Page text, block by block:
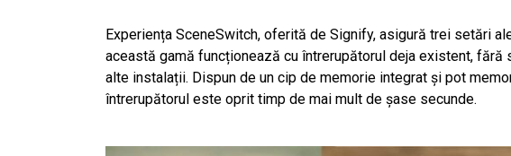
Experiența SceneSwitch, oferită de Signify, asigură trei setări
această gamă funcționează cu întrerupătorul deja existent, fără
alte instalații. Dispun de un cip de memorie integrat și pot
întrerupătorul este oprit timp de mai mult de șase secunde.